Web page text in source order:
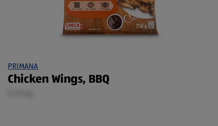
PRIMANA
Chicken Wings, BBQ